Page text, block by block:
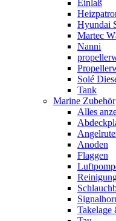
Einlaß
Hyundai
Martec
Nanni
Solé
Tank
Marine Zubehör
Alles
Anoden
Flaggen
Takelage